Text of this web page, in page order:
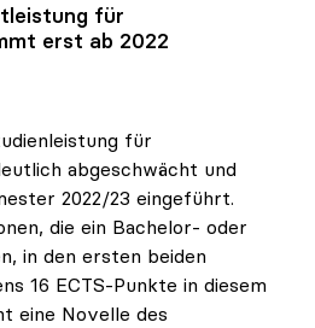
für
erst ab 2022
für
abgeschwächt und
2022/23 eingeführt.
die ein Bachelor- oder
in den ersten beiden
16 ECTS-Punkte in diesem
eine Novelle des